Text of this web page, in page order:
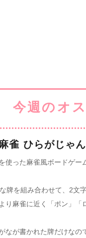
雀 ひらがじゃ
使った麻雀風ボードゲー
牌を組み合わせて、2文
り麻雀に近く「ポン」「
なが書かれた牌だけなの